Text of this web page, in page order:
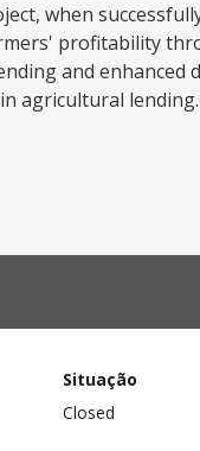
when
profitability
and
agricultural lending.
Situação
Closed